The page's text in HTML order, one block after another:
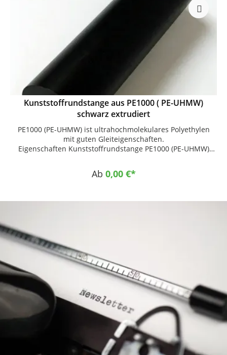
Kunststoffrundstange aus PE1000 ( PE-UHMW)
schwarz extrudiert
PE1000 (PE-UHMW) ist ultrahochmolekulares Polyethylen
mit guten Gleiteigenschaften.
Eigenschaften Kunststoffrundstange PE1000 (PE-UHMW)
Geringer Gleitreibungskoeffizient Gute Gleiteigenschaften
Hohe Schlagzähigkeit Hohe Beständigkeit gegen Korrosion
Ausführung) Einsatzgebiete Chemietechnik Allgemeine
Fördertechnik Allgemeiner Maschinenbau
Lebensmittelindustrie Verpackungsindustrie Elektro- und
Elektronikindustrie Auskleidungstechnik Papierindustrie
Fahrzeugbau Medizintechnik Anwendungsbeispiele
Kettengleitleiste Flaschenstern Mitnehmer
Transportschnecke Förderelemente
Ab 0,00 €*